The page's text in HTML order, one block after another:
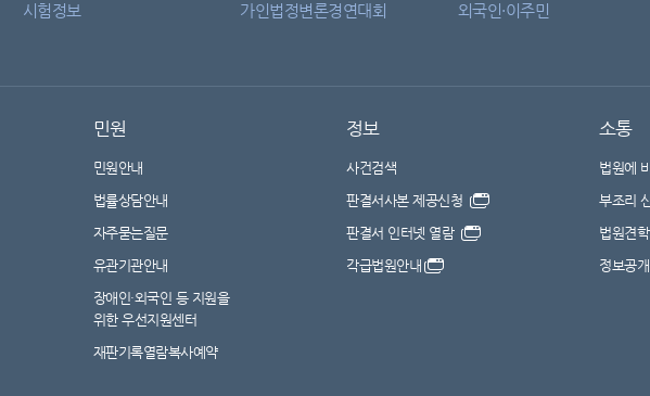
시험정보 가인법정변론경연대회 외국인·이주민
민원
민원안내
법률상담안내
자주묻는질문
유관기관안내
장애인·외국인 등 지원을
위한 우선지원센터
재판기록열람복사예약
정보
사건검색
판결서사본 제공신청
판결서 인터넷 열람
각급법원안내
소통
법원에
부조리
법원견학
정보공개